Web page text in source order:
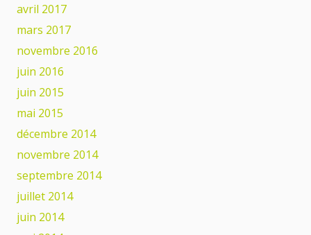
avril 2017
mars 2017
novembre 2016
juin 2016
juin 2015
mai 2015
décembre 2014
novembre 2014
septembre 2014
juillet 2014
juin 2014